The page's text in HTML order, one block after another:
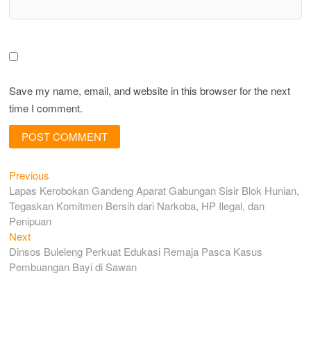
Save my name, email, and website in this browser for the next
time I comment.
Post
navigation
Previous
post:
Lapas Kerobokan Gandeng Aparat Gabungan Sisir Blok Hunian,
Tegaskan Komitmen Bersih dari Narkoba, HP Ilegal, dan
Penipuan
NextNext
post:
Dinsos Buleleng Perkuat Edukasi Remaja Pasca Kasus
Pembuangan Bayi di Sawan